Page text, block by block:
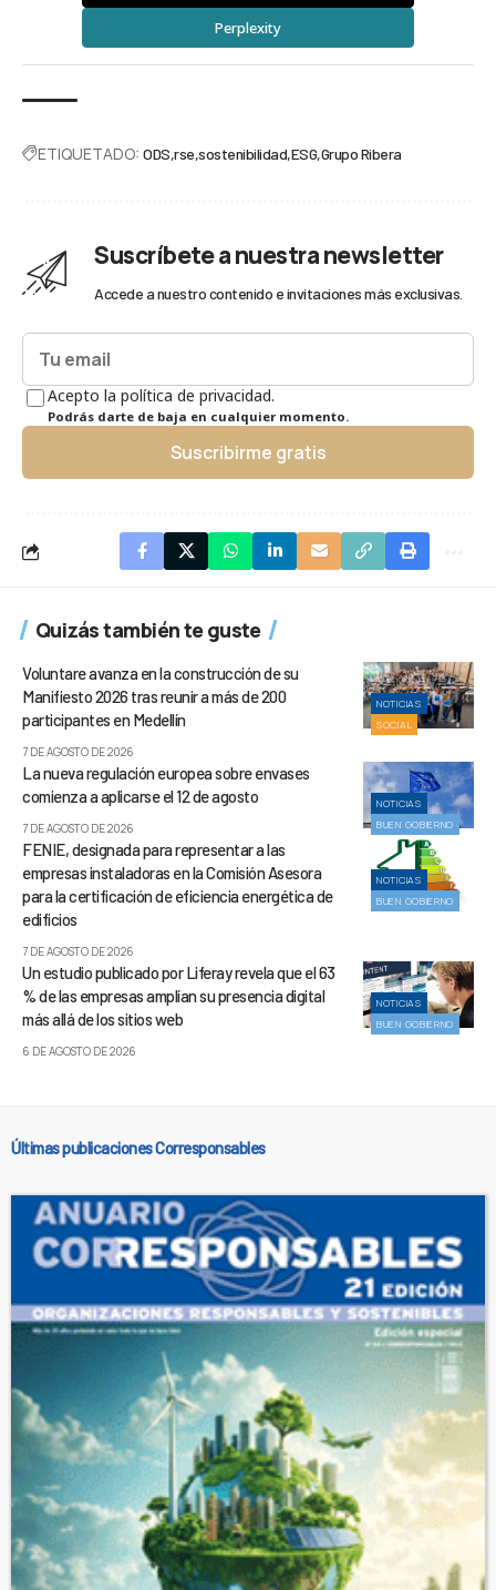
Perplexity
ETIQUETADO: ODS rse sostenibilidad ESG Grupo Ribera
Suscríbete a nuestra newsletter
Accede a nuestro contenido e invitaciones más exclusivas.
Acepto la política de privacidad.
Podrás darte de baja en cualquier momento.
Suscribirme gratis
Quizás también te guste
NOTICIAS
SOCIAL
Voluntare avanza en la construcción de su
Manifiesto 2026 tras reunir a más de 200
participantes en Medellín
7 DE AGOSTO DE 2026
NOTICIAS
BUEN GOBIERNO
La nueva regulación europea sobre envases
comienza a aplicarse el 12 de agosto
7 DE AGOSTO DE 2026
NOTICIAS
BUEN GOBIERNO
FENIE, designada para representar a las
empresas instaladoras en la Comisión Asesora
para la certificación de eficiencia energética de
edificios
7 DE AGOSTO DE 2026
NOTICIAS
BUEN GOBIERNO
Un estudio publicado por Liferay revela que el 63
% de las empresas amplían su presencia digital
más allá de los sitios web
6 DE AGOSTO DE 2026
Últimas publicaciones Corresponsables